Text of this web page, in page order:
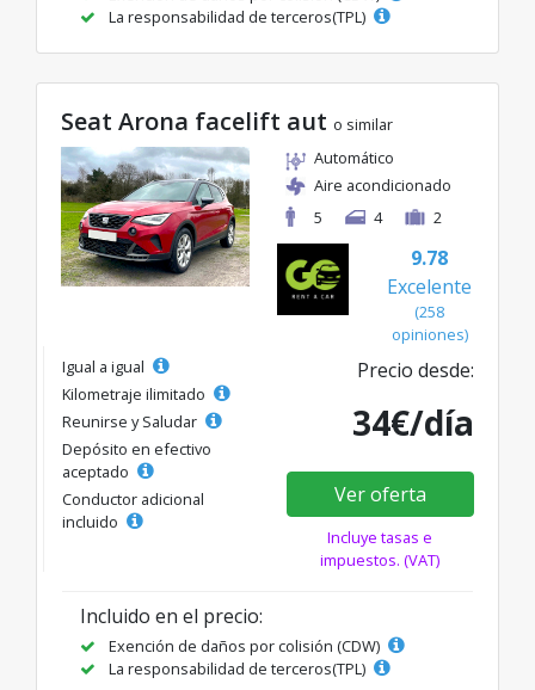
La responsabilidad de terceros(TPL)
Seat Arona facelift aut o similar
Automático
Aire acondicionado
5
4 2
9.78
Excelente
(258
opiniones)
Igual a igual
Kilometraje ilimitado
Reunirse y Saludar
Depósito en efectivo
aceptado
Conductor adicional
incluido
Precio desde:
34€/día
Ver oferta
Incluye tasas e
impuestos. (VAT)
Incluido en el precio:
Exención de daños por colisión (CDW)
La responsabilidad de terceros(TPL)